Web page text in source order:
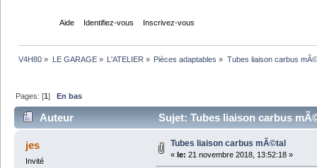
Aide Identifiez-vous Inscrivez-vous
V4H80 » LE GARAGE» L'ATELIER » Pièces adaptables » Tubes liaison carbus
Pages: [1]En bas
Auteur Sujet: Tubes liaison carbus
jes
Invité
Tubes liaison carbus mÃ©tal
« le: 21 novembre 2018, 13:52:18 »